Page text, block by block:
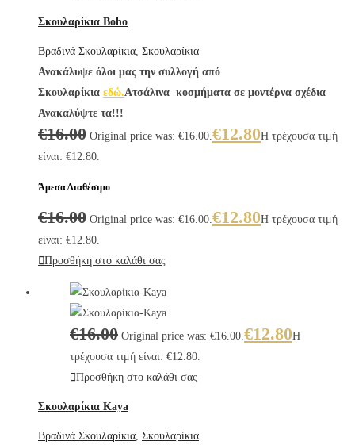
Σκουλαρίκια Boho
Βραδινά Σκουλαρίκια, Σκουλαρίκια
Ανακάλυψε όλοι μας την συλλογή από
Σκουλαρίκια εδώ.Ατσάλινα κοσμήματα σε μοντέρνα σχέδια
Ανακαλύψτε τα!!!
€16.00 Original price was: €16.00.€12.80Η τρέχουσα τιμή
είναι: €12.80.
Άμεσα Διαθέσιμο
€16.00 Original price was: €16.00.€12.80Η τρέχουσα τιμή
είναι: €12.80.
Προσθήκη στο καλάθι σας
€16.00 Original price was: €16.00.€12.80Η
τρέχουσα τιμή είναι: €12.80.
Προσθήκη στο καλάθι σας
Σκουλαρίκια Kaya
Βραδινά Σκουλαρίκια, Σκουλαρίκια